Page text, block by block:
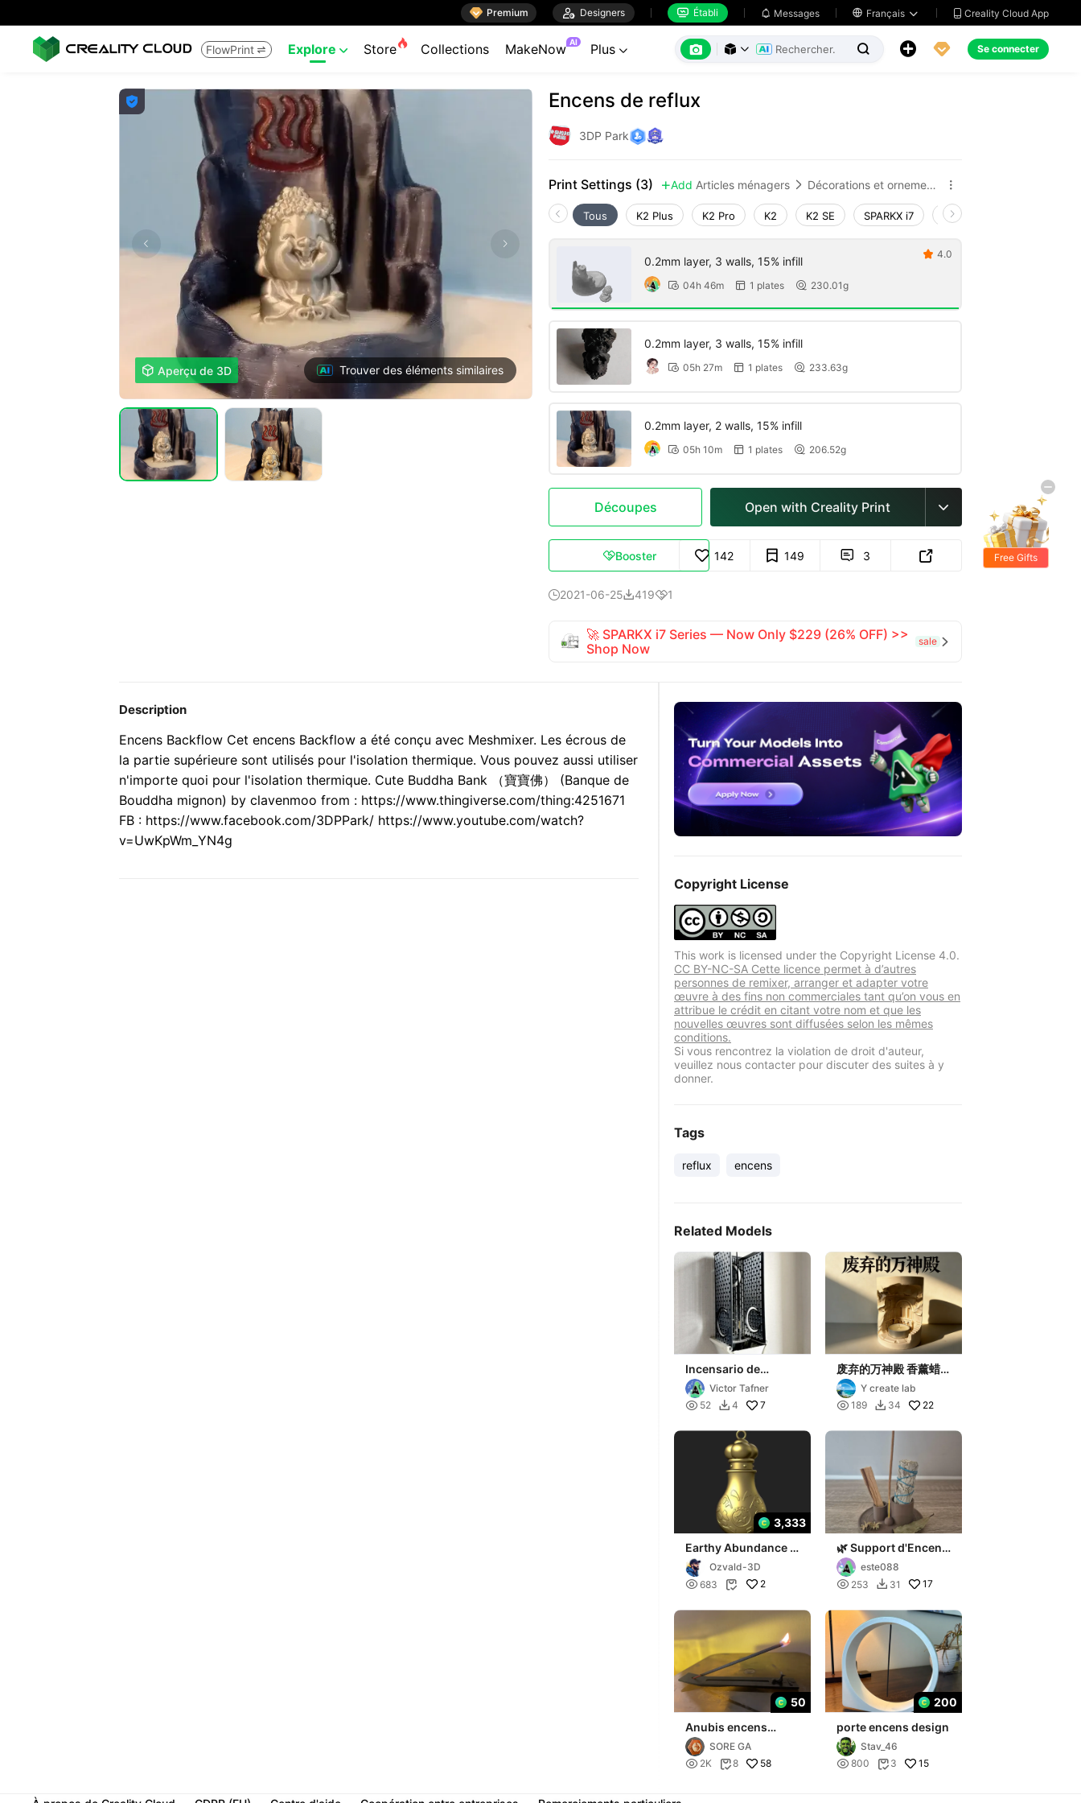
 Premium  Designers  Établi  Messages  Français   Creality Cloud App
FlowPrint  Explore  Store Collections MakeNow AI Plus        Se connecter

 Aperçu de 3D Trouver des éléments similaires
Encens de reflux
3DP Park
Print Settings (3) Add Articles ménagers  Décorations et ornements pour la maison 
Tous K2 Plus K2 Pro K2 K2 SE SPARKX i7 Creality Hi
0.2mm layer, 3 walls, 15% infill
 04h 46m  1 plates  230.01g
 4.0
0.2mm layer, 3 walls, 15% infill
 05h 27m  1 plates  233.63g
0.2mm layer, 2 walls, 15% infill
 05h 10m  1 plates  206.52g
Découpes Open with Creality Print 
Booster 142 149  3 
2021-06-254191
🚀 SPARKX i7 Series — Now Only $229 (26% OFF) >>
Shop Now
sale 
Description
Encens Backflow Cet encens Backflow a été conçu avec Meshmixer. Les écrous de
la partie supérieure sont utilisés pour l'isolation thermique. Vous pouvez aussi utiliser
n'importe quoi pour l'isolation thermique. Cute Buddha Bank （寶寶佛） (Banque de
Bouddha mignon) by clavenmoo from : https://www.thingiverse.com/thing:4251671
FB : https://www.facebook.com/3DPPark/ https://www.youtube.com/watch?
v=UwKpWm_YN4g
Copyright License
This work is licensed under the Copyright License 4.0.
CC BY-NC-SA Cette licence permet à d’autres
personnes de remixer, arranger et adapter votre
œuvre à des fins non commerciales tant qu’on vous en
attribue le crédit en citant votre nom et que les
nouvelles œuvres sont diffusées selon les mêmes
conditions.
Si vous rencontrez la violation de droit d'auteur,
veuillez nous contacter pour discuter des suites à y
donner.
Tags
reflux encens
Related Models
Incensario de
paredeVictor Tafner
 52  4 7
废弃的万神殿 香薰蜡
烛底座Y create lab
 189  34 22
3,333
Earthy Abundance -
Extrait de Parfum
PendantOzvald-3D
 683  2
🌿 Support d'Encens
et de Fumigation
este088
 253  31 17
50
Anubis encens
holder Egypt
SORE GA
 2K 8 58
200
porte encens design
Stav_46
 800  3 15
Free Gifts